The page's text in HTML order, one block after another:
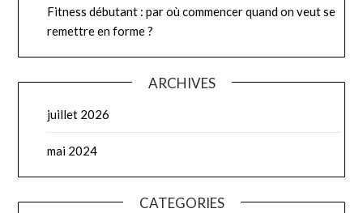
Fitness débutant : par où commencer quand on veut se
remettre en forme ?
ARCHIVES
juillet 2026
mai 2024
CATEGORIES